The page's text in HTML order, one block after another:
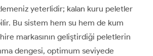
yeterlidir; kalan kuru peletler
Bu sistem hem su hem de kum
markasının geliştirdiği peletlerin
dengesi, optimum seviyede